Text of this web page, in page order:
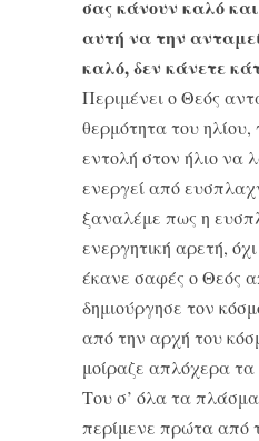
σας κάνουν καλό
αυτή να την
καλό, δεν κάνετε
Περιμένει ο Θεός
θερμότητα του ηλίου,
εντολή στον ήλιο να
ενεργεί από
ξαναλέμε πως η
ενεργητική αρετή,
έκανε σαφές ο Θεός
δημιούργησε τον
από την αρχή του
μοίραζε απλόχερα
Του σ’ όλα τα
περίμενε πρώτα από